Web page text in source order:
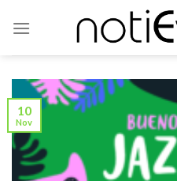
10
Nov